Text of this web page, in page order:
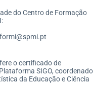
do Centro de Formação
o certificado de
SIGO, coordenado
da Educação e Ciência